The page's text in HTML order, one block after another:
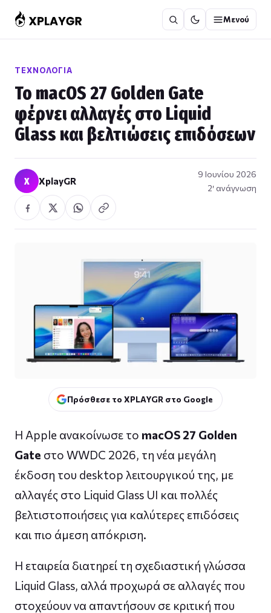
στο
περιεχόμενο
Μενού
ΤΕΧΝΟΛΟΓΊΑ
Το macOS 27 Golden Gate
φέρνει αλλαγές στο Liquid
Glass και βελτιώσεις επιδόσεων
X XplayGR
9 Ιουνίου 2026
2′ ανάγνωση
Πρόσθεσε το XPLAYGR στο Google
Η Apple ανακοίνωσε το macOS 27 Golden
Gate στο WWDC 2026, τη νέα μεγάλη
έκδοση του desktop λειτουργικού της, με
αλλαγές στο Liquid Glass UI και πολλές
βελτιστοποιήσεις για καλύτερες επιδόσεις
και πιο άμεση απόκριση.
Η εταιρεία διατηρεί τη σχεδιαστική γλώσσα
Liquid Glass, αλλά προχωρά σε αλλαγές που
στοχεύουν να απαντήσουν σε κριτική που